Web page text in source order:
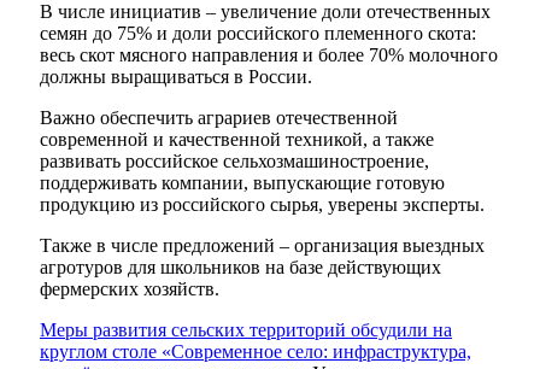
В числе инициатив – увеличение доли отечественных
семян до 75% и доли российского племенного скота:
весь скот мясного направления и более 70% молочного
должны выращиваться в России.
Важно обеспечить аграриев отечественной
современной и качественной техникой, а также
развивать российское сельхозмашиностроение,
поддерживать компании, выпускающие готовую
продукцию из российского сырья, уверены эксперты.
Также в числе предложений – организация выездных
агротуров для школьников на базе действующих
фермерских хозяйств.
Меры развития сельских территорий обсудили на
круглом столе «Современное село: инфраструктура,